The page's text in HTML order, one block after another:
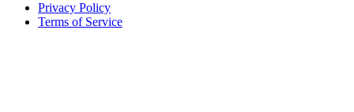
Privacy Policy
Terms of Service